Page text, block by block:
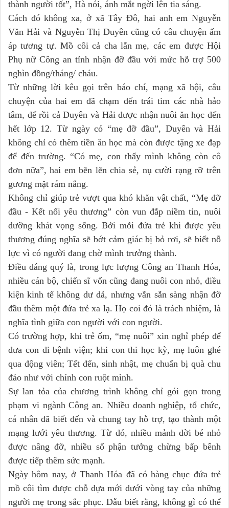
thành người tốt”, Hà nói, ánh mắt ngời lên tia sáng.
Cách đó không xa, ở xã Tây Đô, hai anh em Nguyễn
Văn Hải và Nguyễn Thị Duyên cũng có câu chuyện ấm
áp tương tự. Mồ côi cả cha lẫn mẹ, các em được Hội
Phụ nữ Công an tỉnh nhận đỡ đầu với mức hỗ trợ 500
nghìn đồng/tháng/ cháu.
Từ những lời kêu gọi trên báo chí, mạng xã hội, câu
chuyện của hai em đã chạm đến trái tim các nhà hảo
tâm, để rồi cả Duyên và Hải được nhận nuôi ăn học đến
hết lớp 12. Từ ngày có “mẹ đỡ đầu”, Duyên và Hải
không chỉ có thêm tiền ăn học mà còn được tặng xe đạp
để đến trường. “Có mẹ, con thấy mình không còn cô
đơn nữa”, hai em bẽn lẽn chia sẻ, nụ cười rạng rỡ trên
gương mặt rám nắng.
Không chỉ giúp trẻ vượt qua khó khăn vật chất, “Mẹ đỡ
đầu - Kết nối yêu thương” còn vun đắp niềm tin, nuôi
dưỡng khát vọng sống. Bởi mỗi đứa trẻ khi được yêu
thương đúng nghĩa sẽ bớt cảm giác bị bỏ rơi, sẽ biết nỗ
lực vì có người đang chờ mình trưởng thành.
Điều đáng quý là, trong lực lượng Công an Thanh Hóa,
nhiều cán bộ, chiến sĩ vốn cũng đang nuôi con nhỏ, điều
kiện kinh tế không dư dả, nhưng vẫn sẵn sàng nhận đỡ
đầu thêm một đứa trẻ xa lạ. Họ coi đó là trách nhiệm, là
nghĩa tình giữa con người với con người.
Có trường hợp, khi trẻ ốm, “mẹ nuôi” xin nghỉ phép để
đưa con đi bệnh viện; khi con thi học kỳ, mẹ luôn ghé
qua động viên; Tết đến, sinh nhật, mẹ chuẩn bị quà chu
đáo như với chính con ruột mình.
Sự lan tỏa của chương trình không chỉ gói gọn trong
phạm vi ngành Công an. Nhiều doanh nghiệp, tổ chức,
cá nhân đã biết đến và chung tay hỗ trợ, tạo thành một
mạng lưới yêu thương. Từ đó, nhiều mảnh đời bé nhỏ
được nâng đỡ, nhiều số phận tưởng chừng bấp bênh
được tiếp thêm sức mạnh.
Ngày hôm nay, ở Thanh Hóa đã có hàng chục đứa trẻ
mồ côi tìm được chỗ dựa mới dưới vòng tay của những
người mẹ trong sắc phục. Dẫu biết rằng, không gì có thể